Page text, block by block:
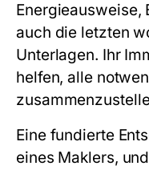
Energieausweise,
auch die letzten
Unterlagen. Ihr
helfen, alle
Eine fundierte
eines Maklers,